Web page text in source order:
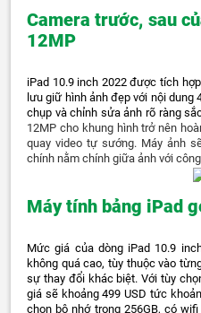
Camera trước, sau
12MP
iPad 10.9 inch 2022 được tích
lưu giữ hình ảnh đẹp với nội dung
chụp và chỉnh sửa ảnh rõ ràng
12MP cho khung hình trở nên
quay video tự sướng. Máy ảnh
chính nằm chính giữa ảnh với
Máy tính bảng iPad
Mức giá của dòng iPad 10.9
không quá cao, tùy thuộc vào
sự thay đổi khác biệt. Với tùy
giá sẽ khoảng 499 USD tức
chọn bộ nhớ trong 256GB, có